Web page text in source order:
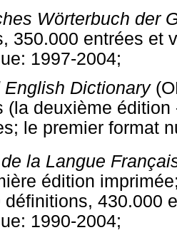
Wörterbuch der
350.000 entrées et
1997-2004;
English Dictionary
(la deuxième
le premier format
de la Langue
édition
définitions, 430.000
1990-2004;